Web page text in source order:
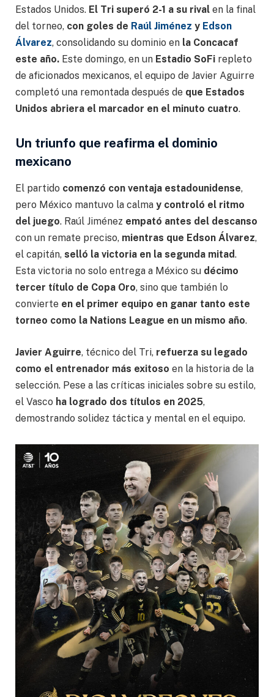
Estados Unidos. El Tri superó 2-1 a su rival en la final
del torneo, con goles de Raúl Jiménez y Edson
Álvarez, consolidando su dominio en la Concacaf
este año. Este domingo, en un Estadio SoFi repleto
de aficionados mexicanos, el equipo de Javier Aguirre
completó una remontada después de que Estados
Unidos abriera el marcador en el minuto cuatro.
Un triunfo que reafirma el dominio
mexicano
El partido comenzó con ventaja estadounidense,
pero México mantuvo la calma y controló el ritmo
del juego. Raúl Jiménez empató antes del descanso
con un remate preciso, mientras que Edson Álvarez,
el capitán, selló la victoria en la segunda mitad.
Esta victoria no solo entrega a México su décimo
tercer título de Copa Oro, sino que también lo
convierte en el primer equipo en ganar tanto este
torneo como la Nations League en un mismo año.
Javier Aguirre, técnico del Tri, refuerza su legado
como el entrenador más exitoso en la historia de la
selección. Pese a las críticas iniciales sobre su estilo,
el Vasco ha logrado dos títulos en 2025,
demostrando solidez táctica y mental en el equipo.